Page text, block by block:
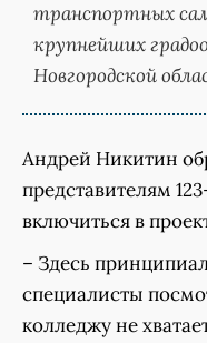
транспортных
крупнейших
Новгородской
Андрей Никитин
представителям
включиться в
– Здесь
специалисты
колледжу не